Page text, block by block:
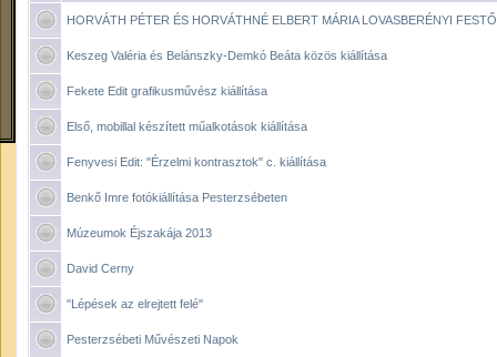
HORVÁTH PÉTER ÉS HORVÁTHNÉ ELBERT MÁRIA LOVASBERÉNYI
Keszeg Valéria és Belánszky-Demkó Beáta közös kiállítása
Fekete Edit grafikusművész kiállítása
Első, mobillal készített műalkotások kiállítása
Fenyvesi Edit: "Érzelmi kontrasztok" c. kiállítása
Benkő Imre fotókiállítása Pesterzsébeten
Múzeumok Éjszakája 2013
David Cerny
"Lépések az elrejtett felé"
Pesterzsébeti Művészeti Napok